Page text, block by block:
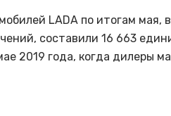
LADA по итогам мая,
составили 16 663
2019 года, когда дилеры